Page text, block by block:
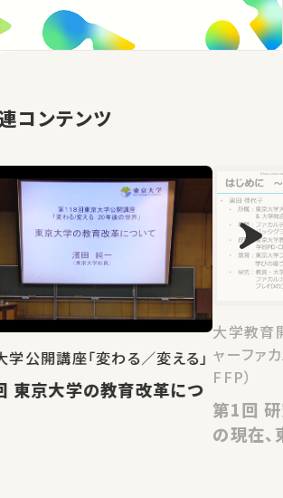
コンテンツ
学公開講座「変わる／変える」
つ
大学教育
ャーファ
FFP）
第1回 研究紹介演習・高等教育
の現在